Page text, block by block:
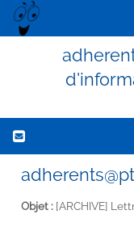
Objet : [ARCHIVE]